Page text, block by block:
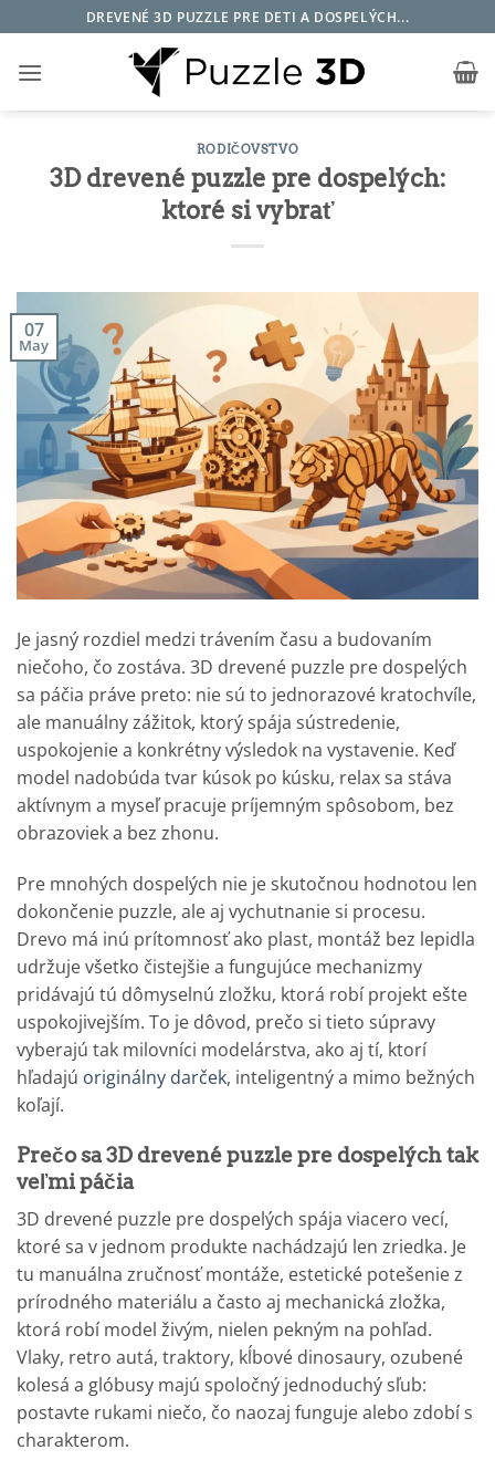
to
content
DREVENÉ 3D PUZZLE PRE DETI A DOSPELÝCH...
RODIČOVSTVO
3D drevené puzzle pre dospelých:
ktoré si vybrať
07
May
Je jasný rozdiel medzi trávením času a budovaním
niečoho, čo zostáva. 3D drevené puzzle pre dospelých
sa páčia práve preto: nie sú to jednorazové kratochvíle,
ale manuálny zážitok, ktorý spája sústredenie,
uspokojenie a konkrétny výsledok na vystavenie. Keď
model nadobúda tvar kúsok po kúsku, relax sa stáva
aktívnym a myseľ pracuje príjemným spôsobom, bez
obrazoviek a bez zhonu.
Pre mnohých dospelých nie je skutočnou hodnotou len
dokončenie puzzle, ale aj vychutnanie si procesu.
Drevo má inú prítomnosť ako plast, montáž bez lepidla
udržuje všetko čistejšie a fungujúce mechanizmy
pridávajú tú dômyselnú zložku, ktorá robí projekt ešte
uspokojivejším. To je dôvod, prečo si tieto súpravy
vyberajú tak milovníci modelárstva, ako aj tí, ktorí
hľadajú originálny darček, inteligentný a mimo bežných
koľají.
Prečo sa 3D drevené puzzle pre dospelých tak
veľmi páčia
3D drevené puzzle pre dospelých spája viacero vecí,
ktoré sa v jednom produkte nachádzajú len zriedka. Je
tu manuálna zručnosť montáže, estetické potešenie z
prírodného materiálu a často aj mechanická zložka,
ktorá robí model živým, nielen pekným na pohľad.
Vlaky, retro autá, traktory, kĺbové dinosaury, ozubené
kolesá a glóbusy majú spoločný jednoduchý sľub:
postavte rukami niečo, čo naozaj funguje alebo zdobí s
charakterom.